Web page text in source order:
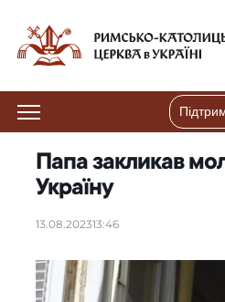
Папа закликав
Україну
13.08.202313:46